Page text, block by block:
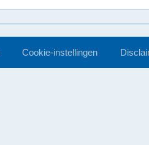
Cookie-instellingen